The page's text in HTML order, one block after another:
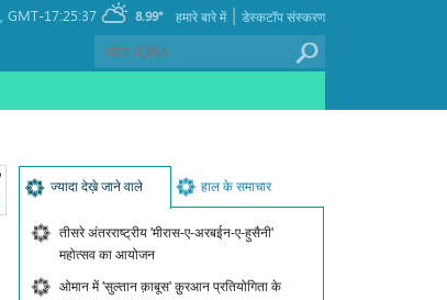
GMT-17:25:37 8.99° डेस्कटॉप संस्करण
|
हमारे बारे में
ज्यादा देख़े जाने वाले हाल के समाचार
तीसरे अंतरराष्ट्रीय 'मीरास-ए-अरबईन-ए-हुसैनी'
महोत्सव का आयोजन
ओमान में 'सुल्तान क़ाबूस' क़ुरआन प्रतियोगिता के